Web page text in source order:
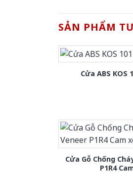
SẢN PHẨM
Cửa ABS KOS
Cửa Gỗ Chống
P1R4